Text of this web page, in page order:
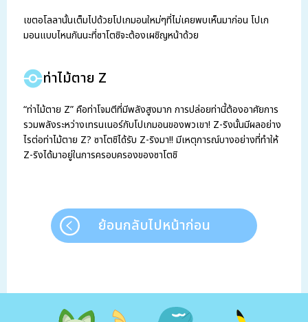
เขตอโลลานั้นเต็มไปด้วยโปเกมอนใหม่ๆที่ไม่เคยพบเห็นมาก่อน โปเก
มอนแบบไหนกันนะที่ซาโตชิจะต้องเผชิญหน้าด้วย
ท่าไม้ตาย Z
“ท่าไม้ตาย Z” คือท่าโจมตีที่มีพลังสูงมาก การปล่อยท่านี้ต้องอาศัยการ
รวมพลังระหว่างเทรนเนอร์กับโปเกมอนของพวเขา! Z-ริงนั้นมีผลอย่าง
ไรต่อท่าไม้ตาย Z? ซาโตชิได้รับ Z-ริงมา!! มีเหตุการณ์บางอย่างที่ทำให้
Z-ริงได้มาอยู่ในการครอบครองของซาโตชิ
ย้อนกลับไปหน้าก่อน